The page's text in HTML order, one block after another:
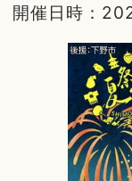
開催日時：